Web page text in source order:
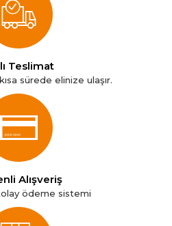
Teslimat
sürede elinize ulaşır.
Alışveriş
ödeme sistemi